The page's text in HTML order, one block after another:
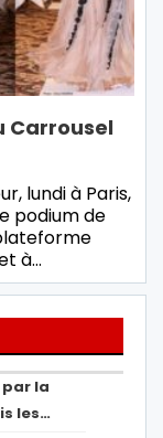
Carrousel
lundi à Paris,
podium de
à…
par la
les…